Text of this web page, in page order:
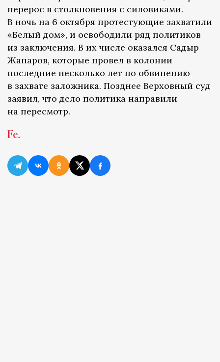
перерос в столкновения с силовиками.
В ночь на 6 октября протестующие захватили
«Белый дом», и освободили ряд политиков
из заключения. В их числе оказался Садыр
Жапаров, которые провел в колонии
последние несколько лет по обвинению
в захвате заложника. Позднее Верховный суд
заявил, что дело политика направили
на пересмотр.